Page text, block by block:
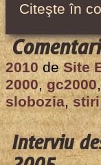
Citeşte în
2010 de Site
2000,gc2000
slobozia,stiri
Interviu